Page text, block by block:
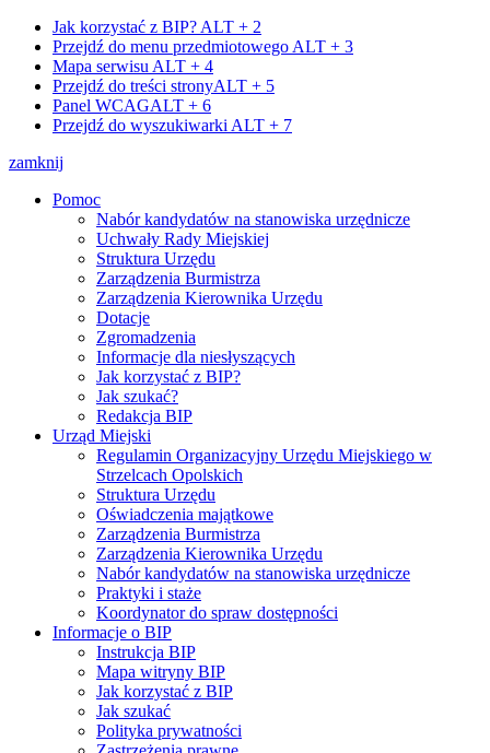
Jak korzystać z BIP? ALT + 2
Przejdź do menu przedmiotowego ALT + 3
Mapa serwisu ALT + 4
Przejdź do treści stronyALT + 5
Panel WCAGALT + 6
Przejdź do wyszukiwarki ALT + 7
zamknij
Pomoc
Nabór kandydatów na stanowiska urzędnicze
Uchwały Rady Miejskiej
Struktura Urzędu
Zarządzenia Burmistrza
Zarządzenia Kierownika Urzędu
Dotacje
Zgromadzenia
Informacje dla niesłyszących
Jak korzystać z BIP?
Jak szukać?
Redakcja BIP
Urząd Miejski
Regulamin Organizacyjny Urzędu Miejskiego w
Strzelcach Opolskich
Struktura Urzędu
Oświadczenia majątkowe
Zarządzenia Burmistrza
Zarządzenia Kierownika Urzędu
Nabór kandydatów na stanowiska urzędnicze
Praktyki i staże
Koordynator do spraw dostępności
Informacje o BIP
Instrukcja BIP
Mapa witryny BIP
Jak korzystać z BIP
Jak szukać
Polityka prywatności